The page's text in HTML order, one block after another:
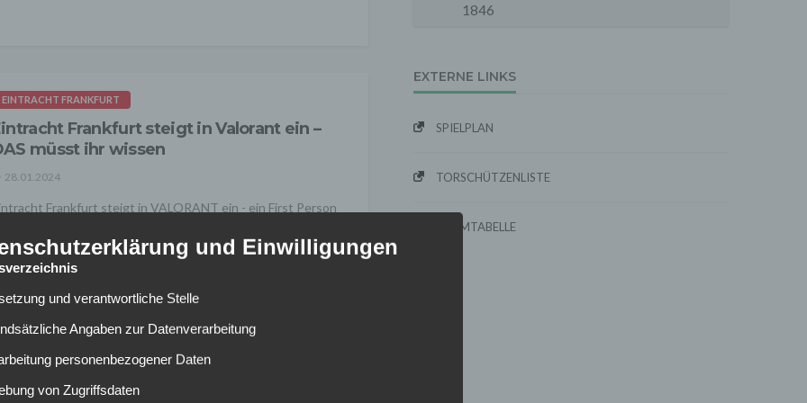
EINTRACHT FRANKFURT
Frankfurt steigt in Valorant ein –
müsst ihr wissen
28.01.2024
Frankfurt steigt in VALORANT ein - ein First Person
E-Sports-Sparte...
1846
EXTERNE LINKS
SPIELPLAN
TORSCHÜTZENLISTE
FORMTABELLE
und Einwilligungen
und verantwortliche Stelle
Angaben zur Datenverarbeitung
personenbezogener Daten
von Zugriffsdaten